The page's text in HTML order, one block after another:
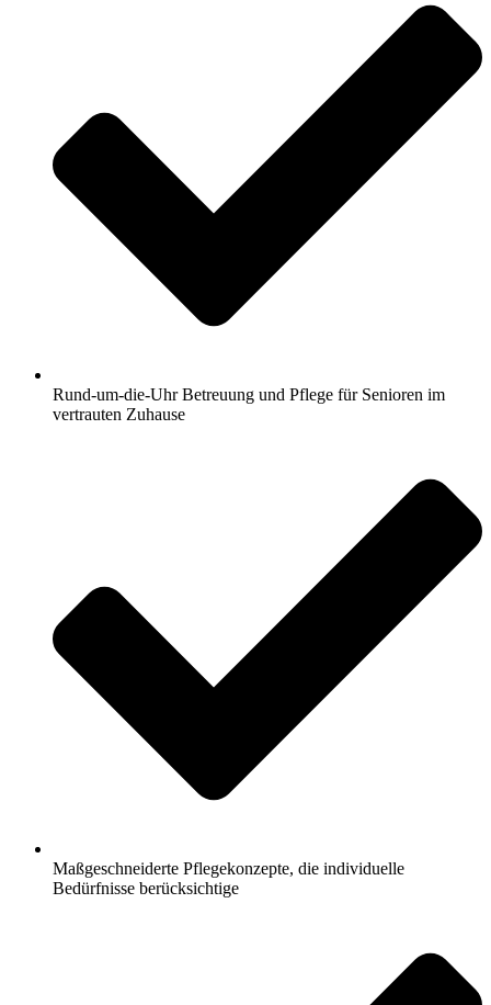
Rund-um-die-Uhr Betreuung und Pflege für Senioren im
vertrauten Zuhause
Maßgeschneiderte Pflegekonzepte, die individuelle
Bedürfnisse berücksichtige